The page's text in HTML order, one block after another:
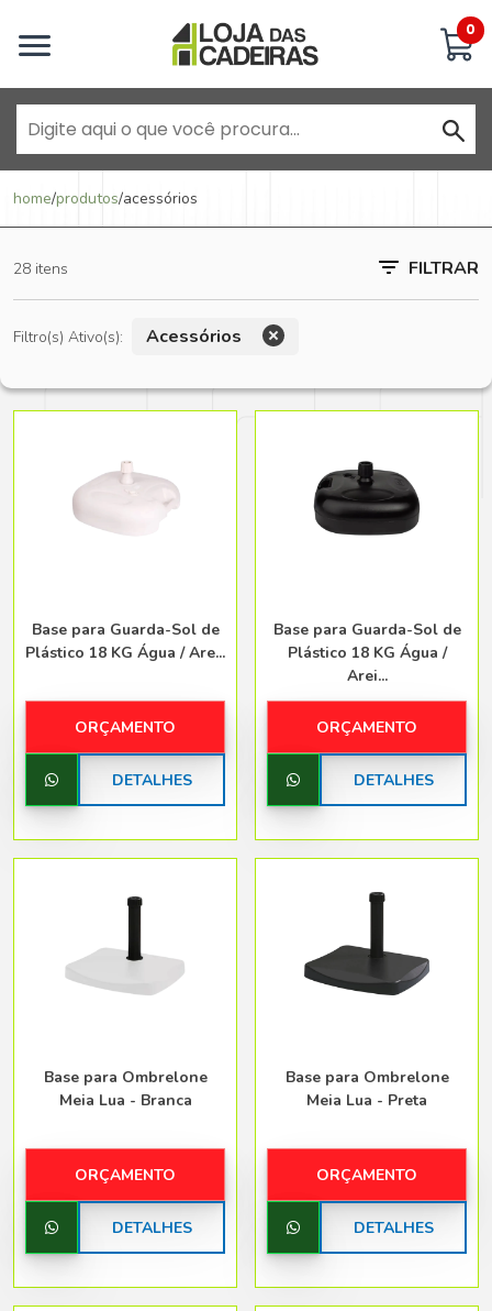
0
home/produtos/acessórios
28 itens FILTRAR
Filtro(s) Ativo(s): Acessórios
Base para Guarda-Sol de
Plástico 18 KG Água / Are...
ORÇAMENTO
DETALHES
Base para Guarda-Sol de
Plástico 18 KG Água /
Arei...
ORÇAMENTO
DETALHES
Base para Ombrelone
Meia Lua - Branca
ORÇAMENTO
DETALHES
Base para Ombrelone
Meia Lua - Preta
ORÇAMENTO
DETALHES
Inicie uma conversa
Goiânia - Jardim América
Anápolis - Jundiaí
Brasília - Asa Sul
Goiânia - Jardim América II
Belo Horizonte - Belo Horizonte